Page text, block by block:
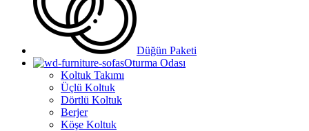
Düğün Paketi
Oturma Odası
Koltuk Takımı
Üçlü Koltuk
Dörtlü Koltuk
Berjer
Köşe Koltuk